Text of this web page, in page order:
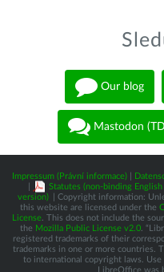
Our blog
Mastodon
Impressum (Právní informace)
Statutes (non-binding
version)
| Copyright information:
this website are licensed under the
License . This does not include the
the Mozilla Public License v2.0 .
registered trademarks of their
trademarks in one or more countries.
to international copyright laws.
LibreOffice was